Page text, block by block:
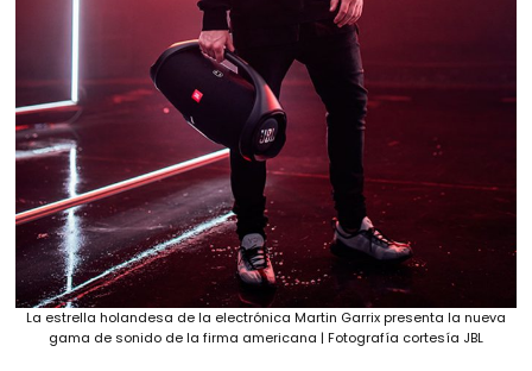
La estrella holandesa de la electrónica Martin Garrix presenta la nueva
gama de sonido de la firma americana | Fotografía cortesía JBL